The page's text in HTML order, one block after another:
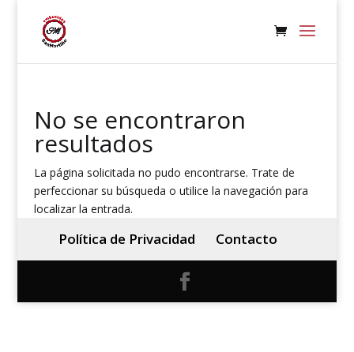
No se encontraron
resultados
La página solicitada no pudo encontrarse. Trate de
perfeccionar su búsqueda o utilice la navegación para
localizar la entrada.
Política de Privacidad Contacto